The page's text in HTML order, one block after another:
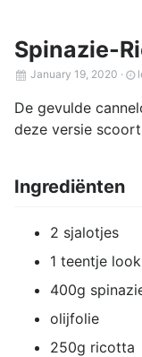
Spinazie-
January 19, 2020 ·
De gevulde
deze versie
Ingrediënten
2 sjalotjes
1 teentje look
400g
olijfolie
250g ricotta